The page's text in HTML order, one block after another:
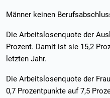
Männer keinen
Die Arbeitslosenquote der
Prozent. Damit ist sie 15,2
letzten Jahr.
Die Arbeitslosenquote der
0,7 Prozentpunkte auf 7,5